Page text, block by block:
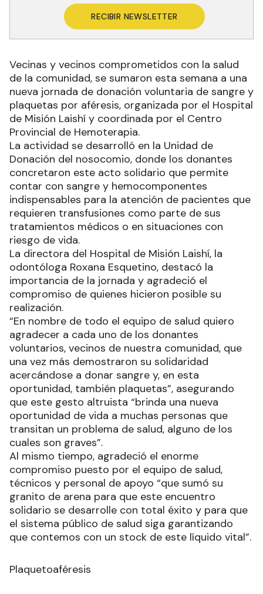
RECIBIR NEWSLETTER
Vecinas y vecinos comprometidos con la salud
de la comunidad, se sumaron esta semana a una
nueva jornada de donación voluntaria de sangre y
plaquetas por aféresis, organizada por el Hospital
de Misión Laishí y coordinada por el Centro
Provincial de Hemoterapia.
La actividad se desarrolló en la Unidad de
Donación del nosocomio, donde los donantes
concretaron este acto solidario que permite
contar con sangre y hemocomponentes
indispensables para la atención de pacientes que
requieren transfusiones como parte de sus
tratamientos médicos o en situaciones con
riesgo de vida.
La directora del Hospital de Misión Laishí, la
odontóloga Roxana Esquetino, destacó la
importancia de la jornada y agradeció el
compromiso de quienes hicieron posible su
realización.
“En nombre de todo el equipo de salud quiero
agradecer a cada uno de los donantes
voluntarios, vecinos de nuestra comunidad, que
una vez más demostraron su solidaridad
acercándose a donar sangre y, en esta
oportunidad, también plaquetas”, asegurando
que este gesto altruista “brinda una nueva
oportunidad de vida a muchas personas que
transitan un problema de salud, alguno de los
cuales son graves”.
Al mismo tiempo, agradeció el enorme
compromiso puesto por el equipo de salud,
técnicos y personal de apoyo “que sumó su
granito de arena para que este encuentro
solidario se desarrolle con total éxito y para que
el sistema público de salud siga garantizando
que contemos con un stock de este líquido vital”.
Plaquetoaféresis